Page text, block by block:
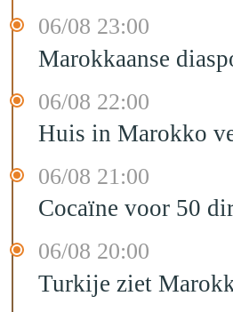
06/08 23:00
Marokkaanse
06/08 22:00
Huis in Marokko
06/08 21:00
Cocaïne voor 50
06/08 20:00
Turkije ziet